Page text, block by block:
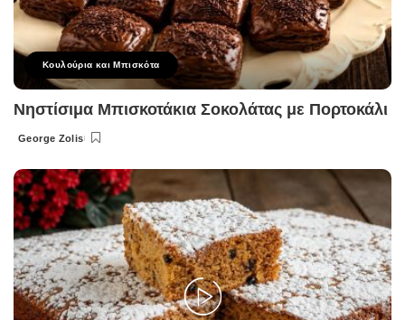
Κουλούρια και Μπισκότα
Νηστίσιμα Μπισκοτάκια Σοκολάτας με Πορτοκάλι
Posted
George Zolis